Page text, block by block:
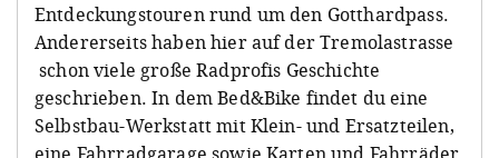
Entdeckungstouren rund um den Gotthardpass.
Andererseits haben hier auf der Tremolastrasse
schon viele große Radprofis Geschichte
geschrieben. In dem Bed&Bike findet du eine
Selbstbau-Werkstatt mit Klein- und Ersatzteilen,